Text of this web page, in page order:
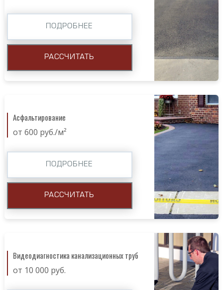
ПОДРОБНЕЕ
РАССЧИТАТЬ
Асфальтирование
от 600 руб./м²
ПОДРОБНЕЕ
РАССЧИТАТЬ
Видеодиагностика канализационных труб
от 10 000 руб.